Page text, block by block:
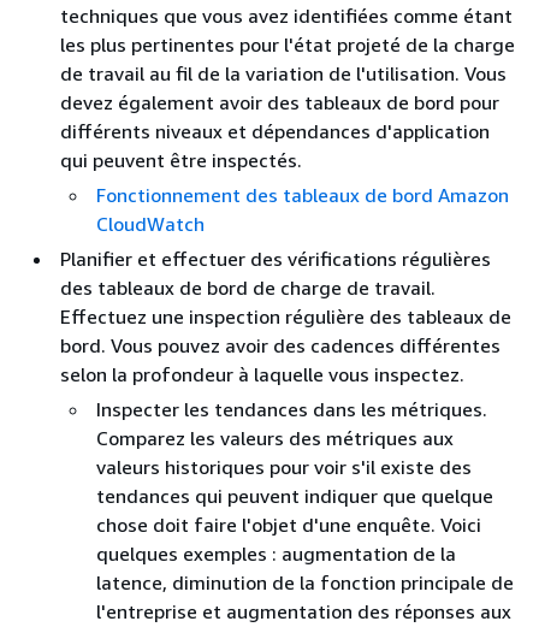
techniques que vous avez identifiées comme étant
les plus pertinentes pour l'état projeté de la charge
de travail au fil de la variation de l'utilisation. Vous
devez également avoir des tableaux de bord pour
différents niveaux et dépendances d'application
qui peuvent être inspectés.
Fonctionnement des tableaux de bord Amazon
CloudWatch
Planifier et effectuer des vérifications régulières
des tableaux de bord de charge de travail.
Effectuez une inspection régulière des tableaux de
bord. Vous pouvez avoir des cadences différentes
selon la profondeur à laquelle vous inspectez.
Inspecter les tendances dans les métriques.
Comparez les valeurs des métriques aux
valeurs historiques pour voir s'il existe des
tendances qui peuvent indiquer que quelque
chose doit faire l'objet d'une enquête. Voici
quelques exemples : augmentation de la
latence, diminution de la fonction principale de
l'entreprise et augmentation des réponses aux